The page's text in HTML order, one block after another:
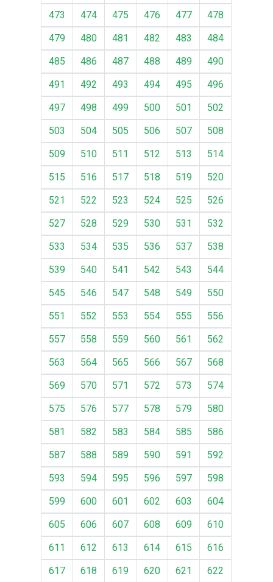
473 474 475 476 477
478
479
480 481 482 483
484
485
486 487 488 489
490
491
492 493 494 495
496
497
498 499 500 501
502
503
504 505 506 507
508
509
510 511 512 513
514
515
516 517 518 519
520
521
522 523 524 525
526
527
528 529 530 531
532
533
534 535 536 537
538
539
540 541 542 543
544
545
546 547 548 549
550
551
552 553 554 555
556
557
558 559 560 561
562
563
564 565 566 567
568
569
570 571 572 573
574
575
576 577 578 579
580
581
582 583 584 585
586
587
588 589 590 591
592
593
594 595 596 597
598
599
600 601 602 603
604
605
606 607 608 609
610
611
612 613 614 615
616
617
618 619 620 621
622